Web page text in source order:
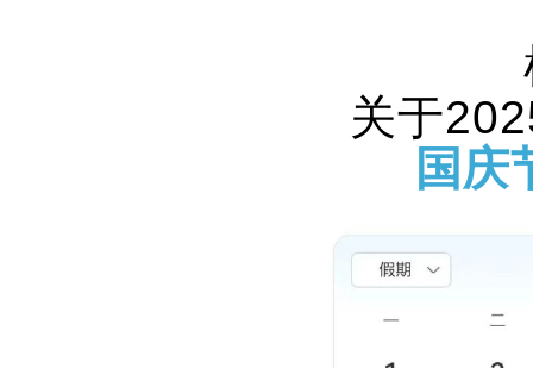
关于
国庆